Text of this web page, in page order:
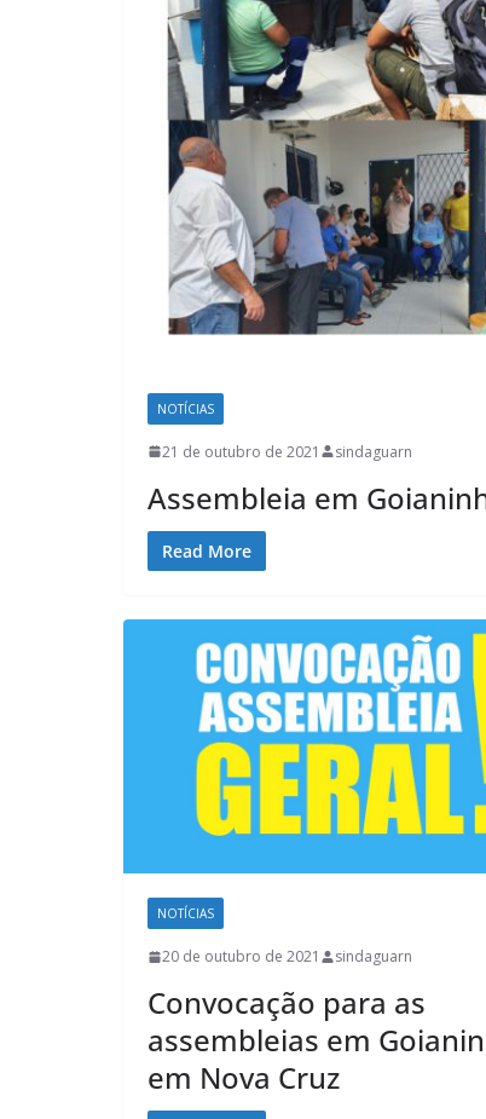
NOTÍCIAS
21 de outubro de 2021 sindaguarn
Assembleia em
Read More
NOTÍCIAS
20 de outubro de 2021 sindaguarn
Convocação para as
assembleias em
em Nova Cruz